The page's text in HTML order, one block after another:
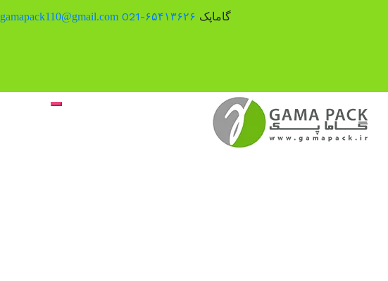
گاماپک ۶۵۴۱۳۶۲۶-021 gamapack110@gmail.com
محتوا